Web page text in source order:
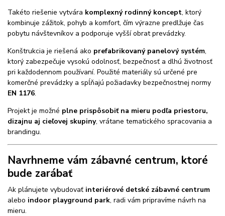
Takéto riešenie vytvára komplexný rodinný koncept, ktorý
kombinuje zážitok, pohyb a komfort, čím výrazne predlžuje čas
pobytu návštevníkov a podporuje vyšší obrat prevádzky.
Konštrukcia je riešená ako prefabrikovaný panelový systém,
ktorý zabezpečuje vysokú odolnosť, bezpečnosť a dlhú životnosť
pri každodennom používaní. Použité materiály sú určené pre
komerčné prevádzky a spĺňajú požiadavky bezpečnostnej normy
EN 1176.
Projekt je možné plne prispôsobiť na mieru podľa priestoru,
dizajnu aj cieľovej skupiny, vrátane tematického spracovania a
brandingu.
Navrhneme vám zábavné centrum, ktoré
bude zarábať
Ak plánujete vybudovať interiérové detské zábavné centrum
alebo indoor playground park, radi vám pripravíme návrh na
mieru.